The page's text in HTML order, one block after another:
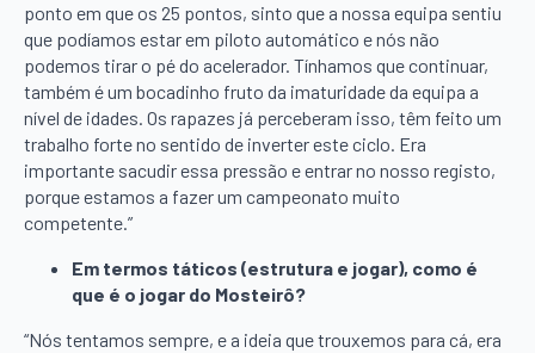
ponto em que os 25 pontos, sinto que a nossa equipa sentiu
que podíamos estar em piloto automático e nós não
podemos tirar o pé do acelerador. Tínhamos que continuar,
também é um bocadinho fruto da imaturidade da equipa a
nível de idades. Os rapazes já perceberam isso, têm feito um
trabalho forte no sentido de inverter este ciclo. Era
importante sacudir essa pressão e entrar no nosso registo,
porque estamos a fazer um campeonato muito
competente.”
Em termos táticos (estrutura e jogar), como é
que é o jogar do Mosteirô?
“Nós tentamos sempre, e a ideia que trouxemos para cá, era